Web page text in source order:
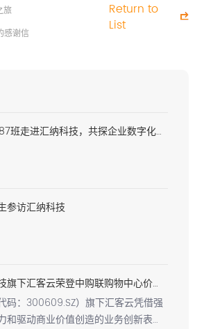
旅
谢信
Return to
List
中欧商学院AMP87班走进汇纳科技，共探企业数字化转型新路
参访汇纳科技
再获奖，汇纳科技旗下汇客云荣登中购联购物中心价值赋能星秀榜
码：300609.SZ）旗下汇客云凭借强
和驱动商业价值创造的业务创新表现